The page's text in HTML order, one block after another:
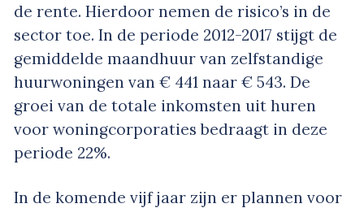
de rente. Hierdoor nemen de risico’s in de
sector toe. In de periode 2012-2017 stijgt de
gemiddelde maandhuur van zelfstandige
huurwoningen van € 441 naar € 543. De
groei van de totale inkomsten uit huren
voor woningcorporaties bedraagt in deze
periode 22%.
In de komende vijf jaar zijn er plannen voor